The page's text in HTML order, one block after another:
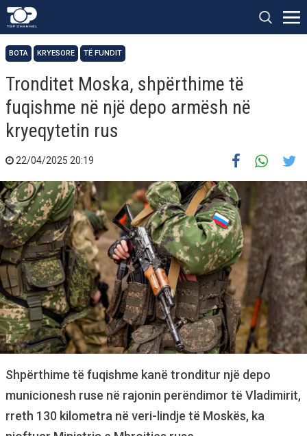
BOTA KRYESORE TË FUNDIT
Tronditet Moska, shpërthime të
fuqishme në një depo armësh në
kryeqytetin rus
22/04/2025 20:19
Shpërthime të fuqishme kanë tronditur një depo
municionesh ruse në rajonin perëndimor të Vladimirit,
rreth 130 kilometra në veri-lindje të Moskës, ka